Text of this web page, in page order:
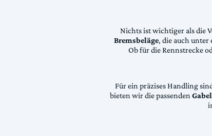
Nichts ist wichtiger als die
Bremsbeläge, die auch unter
Ob für die Rennstrecke
Für ein präzises Handling
bieten wir die passenden